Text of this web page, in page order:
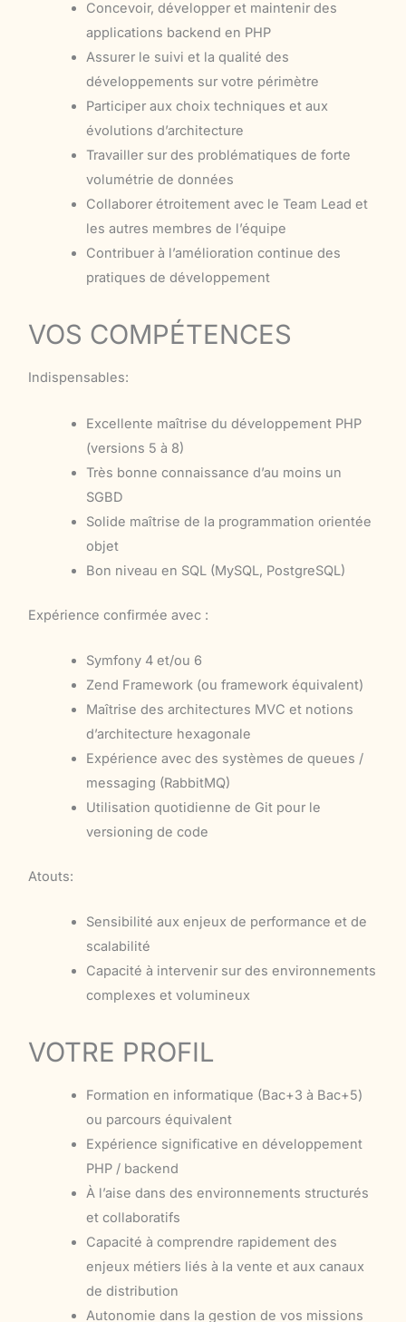
Concevoir, développer et maintenir des
applications backend en PHP
Assurer le suivi et la qualité des
développements sur votre périmètre
Participer aux choix techniques et aux
évolutions d’architecture
Travailler sur des problématiques de forte
volumétrie de données
Collaborer étroitement avec le Team Lead et
les autres membres de l’équipe
Contribuer à l’amélioration continue des
pratiques de développement
VOS COMPÉTENCES
Indispensables:
Excellente maîtrise du développement PHP
(versions 5 à 8)
Très bonne connaissance d’au moins un
SGBD
Solide maîtrise de la programmation orientée
objet
Bon niveau en SQL (MySQL, PostgreSQL)
Expérience confirmée avec :
Symfony 4 et/ou 6
Zend Framework (ou framework équivalent)
Maîtrise des architectures MVC et notions
d’architecture hexagonale
Expérience avec des systèmes de queues /
messaging (RabbitMQ)
Utilisation quotidienne de Git pour le
versioning de code
Atouts:
Sensibilité aux enjeux de performance et de
scalabilité
Capacité à intervenir sur des environnements
complexes et volumineux
VOTRE PROFIL
Formation en informatique (Bac+3 à Bac+5)
ou parcours équivalent
Expérience significative en développement
PHP / backend
À l’aise dans des environnements structurés
et collaboratifs
Capacité à comprendre rapidement des
enjeux métiers liés à la vente et aux canaux
de distribution
Autonomie dans la gestion de vos missions